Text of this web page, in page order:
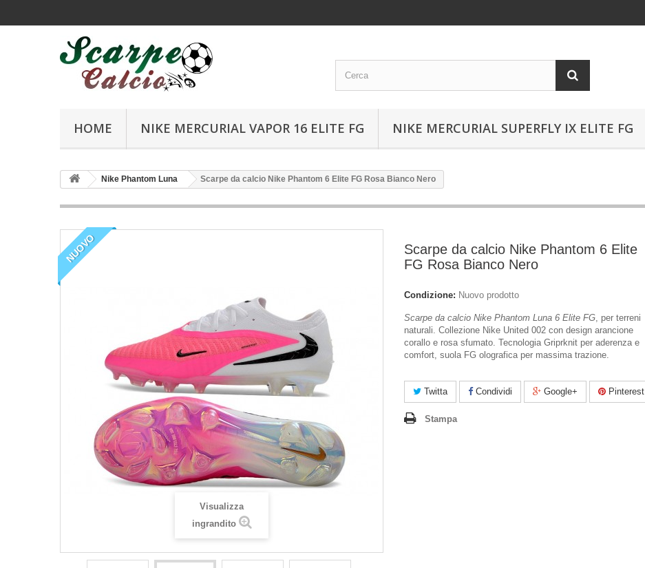
HOME NIKE MERCURIAL VAPOR 16 ELITE FG NIKE MERCURIAL SUPERFLY IX ELITE FG
Nike Phantom Luna Scarpe da calcio Nike Phantom 6 Elite FG Rosa Bianco Nero
NUOVO
Visualizza
ingrandito
Scarpe da calcio Nike Phantom 6 Elite
FG Rosa Bianco Nero
Condizione: Nuovo prodotto
Scarpe da calcio Nike Phantom Luna 6 Elite FG, per terreni
naturali. Collezione Nike United 002 con design arancione
corallo e rosa sfumato. Tecnologia Griprknit per aderenza e
comfort, suola FG olografica per massima trazione.
Twitta Condividi Google+ Pinterest
Stampa